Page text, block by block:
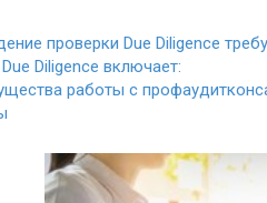
учета
МСФО
услуги для
при ликвидации
аудит
анализ
консультации
услуги
учет в
учет в
кадров
хозяйственной
проверки Due Diligence
Diligence включает:
работы с